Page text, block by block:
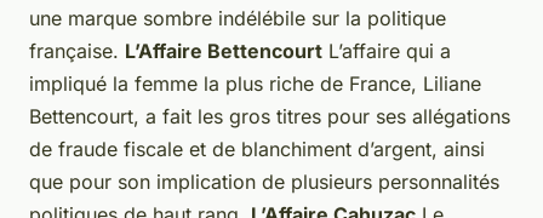
une marque sombre indélébile sur la politique
française. L’Affaire Bettencourt L’affaire qui a
impliqué la femme la plus riche de France, Liliane
Bettencourt, a fait les gros titres pour ses allégations
de fraude fiscale et de blanchiment d’argent, ainsi
que pour son implication de plusieurs personnalités